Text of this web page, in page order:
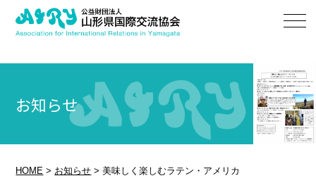
お知らせ
HOME > お知らせ >美味しく楽しむラテン・アメリカ